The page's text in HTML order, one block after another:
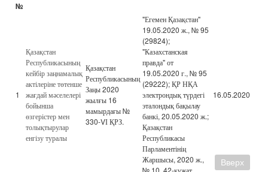
№
1
Қазақстан
Республикасының
кейбір заңнамалық
актілеріне төтенше
жағдай мәселелері
бойынша
өзгерістер мен
толықтырулар
енгізу туралы
Қазақстан
Республикасының
Заңы 2020
жылғы 16
мамырдағы №
330-VІ ҚРЗ.
"Егемен Қазақстан"
19.05.2020 ж., № 95
(29824);
"Казахстанская
правда" от
19.05.2020 г., № 95
(29222); ҚР НҚА
электрондық түрдегі
эталондық бақылау
банкі, 20.05.2020 ж.;
Қазақстан
Республикасы
Парламентінің
Жаршысы, 2020 ж.,
16.05.2020
Вверх